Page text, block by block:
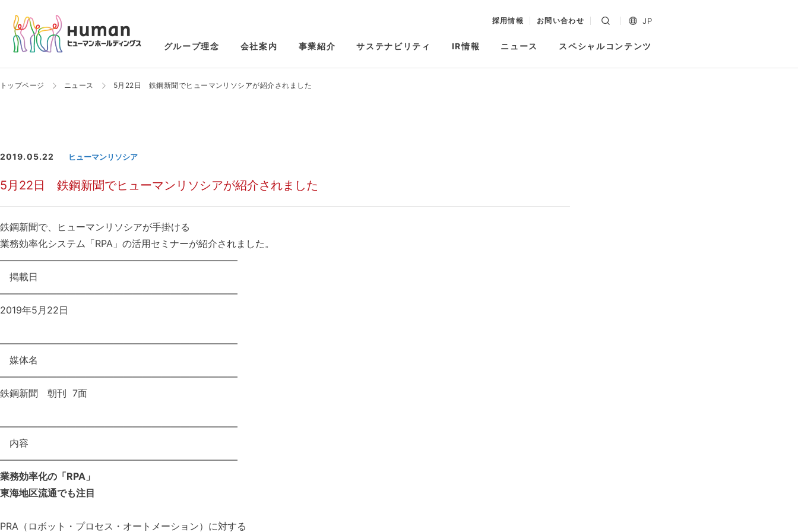
採用情報 お問い合わせ JP
グループ理念 会社案内 事業紹介 サステナビリティ IR情報 ニュース スペシャルコンテンツ
トップページ ニュース 5月22日 鉄鋼新聞でヒューマンリソシアが紹介されました
2019.05.22 ヒューマンリソシア
5月22日 鉄鋼新聞でヒューマンリソシアが紹介されました
鉄鋼新聞で、ヒューマンリソシアが手掛ける
業務効率化システム「RPA」の活用セミナーが紹介されました。
—————————————————————————
掲載日
—————————————————————————
2019年5月22日
—————————————————————————
媒体名
—————————————————————————
鉄鋼新聞 朝刊 7面
—————————————————————————
内容
—————————————————————————
業務効率化の「RPA」
東海地区流通でも注目
PRA（ロボット・プロセス・オートメーション）に対する